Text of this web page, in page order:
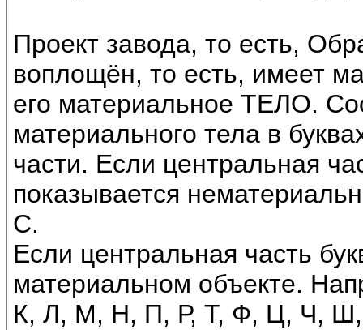
Проект завода, то есть,
воплощён, то есть, имеет
его материальное ТЕЛО.
материального тела в
части. Если центральная
показывается
С.
Если центральная часть
материальном объекте.
К, Л, М, Н, П, Р, Т, Ф, Ц, Ч,